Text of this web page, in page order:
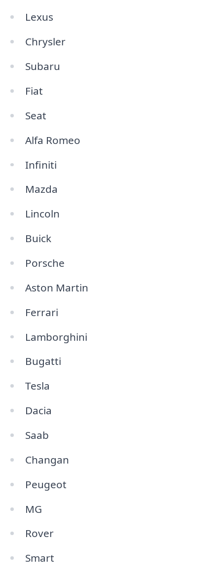
Lexus
Chrysler
Subaru
Fiat
Seat
Alfa Romeo
Infiniti
Mazda
Lincoln
Buick
Porsche
Aston Martin
Ferrari
Lamborghini
Bugatti
Tesla
Dacia
Saab
Changan
Peugeot
MG
Rover
Smart